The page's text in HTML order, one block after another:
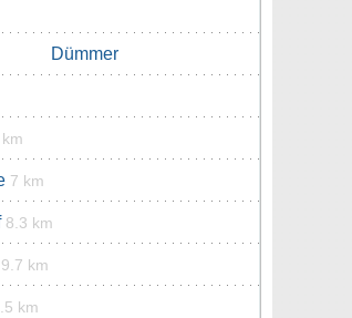
Dümmer
7 km
8.3 km
9.7 km
km